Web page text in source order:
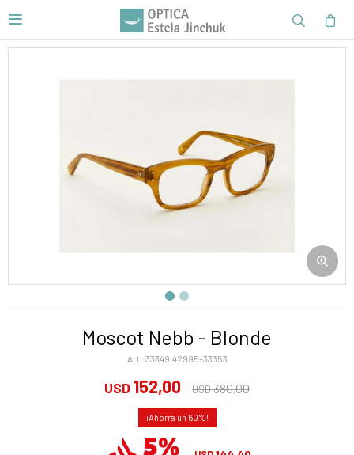

Moscot Nebb - Blonde
33349.42995-33353
USD 152,00 USD380,00
60